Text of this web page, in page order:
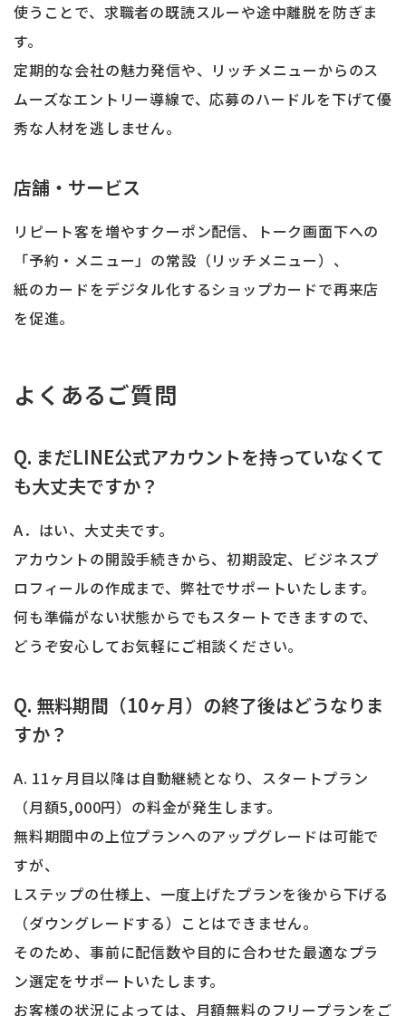
使うことで、求職者の既読スルーや途中離脱を防ぎま
す。
定期的な会社の魅力発信や、リッチメニューからのス
ムーズなエントリー導線で、応募のハードルを下げて優
秀な人材を逃しません。
店舗・サービス
リピート客を増やすクーポン配信、トーク画面下への
「予約・メニュー」の常設（リッチメニュー）、
紙のカードをデジタル化するショップカードで再来店
を促進。
よくあるご質問
Q. まだLINE公式アカウントを持っていなくて
も大丈夫ですか？
A．はい、大丈夫です。
アカウントの開設手続きから、初期設定、ビジネスプ
ロフィールの作成まで、弊社でサポートいたします。
何も準備がない状態からでもスタートできますので、
どうぞ安心してお気軽にご相談ください。
Q. 無料期間（10ヶ月）の終了後はどうなりま
すか？
A. 11ヶ月目以降は自動継続となり、スタートプラン
（月額5,000円）の料金が発生します。
無料期間中の上位プランへのアップグレードは可能で
すが、
Lステップの仕様上、一度上げたプランを後から下げる
（ダウングレードする）ことはできません。
そのため、事前に配信数や目的に合わせた最適なプラ
ン選定をサポートいたします。
お客様の状況によっては、月額無料のフリープランをご